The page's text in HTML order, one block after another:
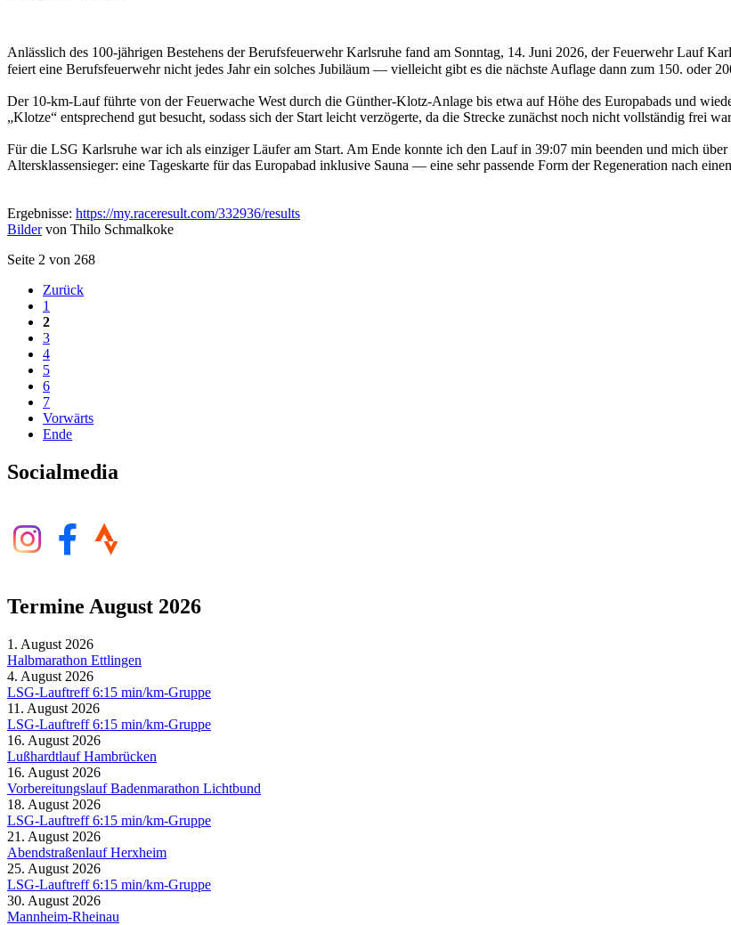
Anlässlich des 100-jährigen Bestehens der Berufsfeuerwehr Karlsruhe fand am Sonntag, 14. Juni 2026, der Feuerwehr Lauf
feiert eine Berufsfeuerwehr nicht jedes Jahr ein solches Jubiläum — vielleicht gibt es die nächste Auflage dann zum 150. oder
Der 10-km-Lauf führte von der Feuerwache West durch die Günther-Klotz-Anlage bis etwa auf Höhe des Europabads und
„Klotze“ entsprechend gut besucht, sodass sich der Start leicht verzögerte, da die Strecke zunächst noch nicht vollständig frei
Für die LSG Karlsruhe war ich als einziger Läufer am Start. Am Ende konnte ich den Lauf in 39:07 min beenden und mich
Altersklassensieger: eine Tageskarte für das Europabad inklusive Sauna — eine sehr passende Form der Regeneration nach
Ergebnisse: https://my.raceresult.com/332936/results
Bildervon Thilo Schmalkoke
Seite 2 von 268
Zurück
1
2
3
4
5
6
7
Vorwärts
Ende
Socialmedia
Termine August 2026
1. August 2026
Halbmarathon Ettlingen
4. August 2026
LSG-Lauftreff 6:15 min/km-Gruppe
11. August 2026
LSG-Lauftreff 6:15 min/km-Gruppe
16. August 2026
Lußhardtlauf Hambrücken
16. August 2026
Vorbereitungslauf Badenmarathon Lichtbund
18. August 2026
LSG-Lauftreff 6:15 min/km-Gruppe
21. August 2026
Abendstraßenlauf Herxheim
25. August 2026
LSG-Lauftreff 6:15 min/km-Gruppe
30. August 2026
Mannheim-Rheinau